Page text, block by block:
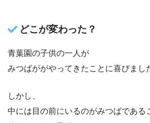
どこが変わった？
青葉園の子供の一人が
みつばががやってきたことに喜びまし
しかし、
中には目の前にいるのがみつばである